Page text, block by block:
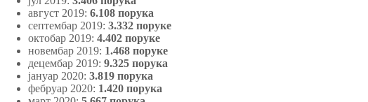
август 2019: 6.108 порука
септембар 2019: 3.332 поруке
октобар 2019: 4.402 поруке
новембар 2019: 1.468 поруке
децембар 2019: 9.325 порука
јануар 2020: 3.819 порука
фебруар 2020: 1.420 порука